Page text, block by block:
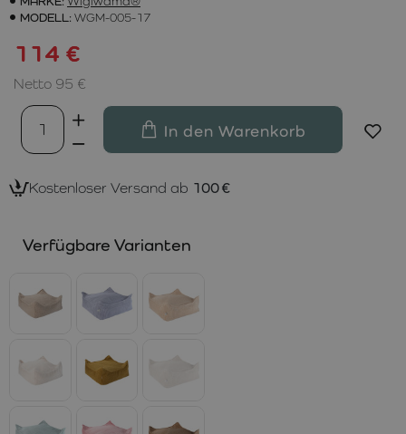
MODELL: WGM-005-17
114 €
Netto 95 €
In den Warenkorb
Kostenloser Versand ab 100 €
Verfügbare Varianten